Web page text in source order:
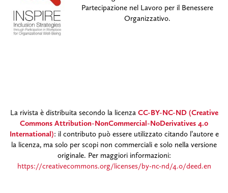
Partecipazione nel Lavoro per il Benessere
Organizzativo.
La rivista è distribuita secondo la licenza CC-BY-NC-ND (Creative
Commons Attribution-NonCommercial-NoDerivatives 4.0
International): il contributo può essere utilizzato citando l’autore e
la licenza, ma solo per scopi non commerciali e solo nella versione
originale. Per maggiori informazioni:
https://creativecommons.org/licenses/by-nc-nd/4.0/deed.en